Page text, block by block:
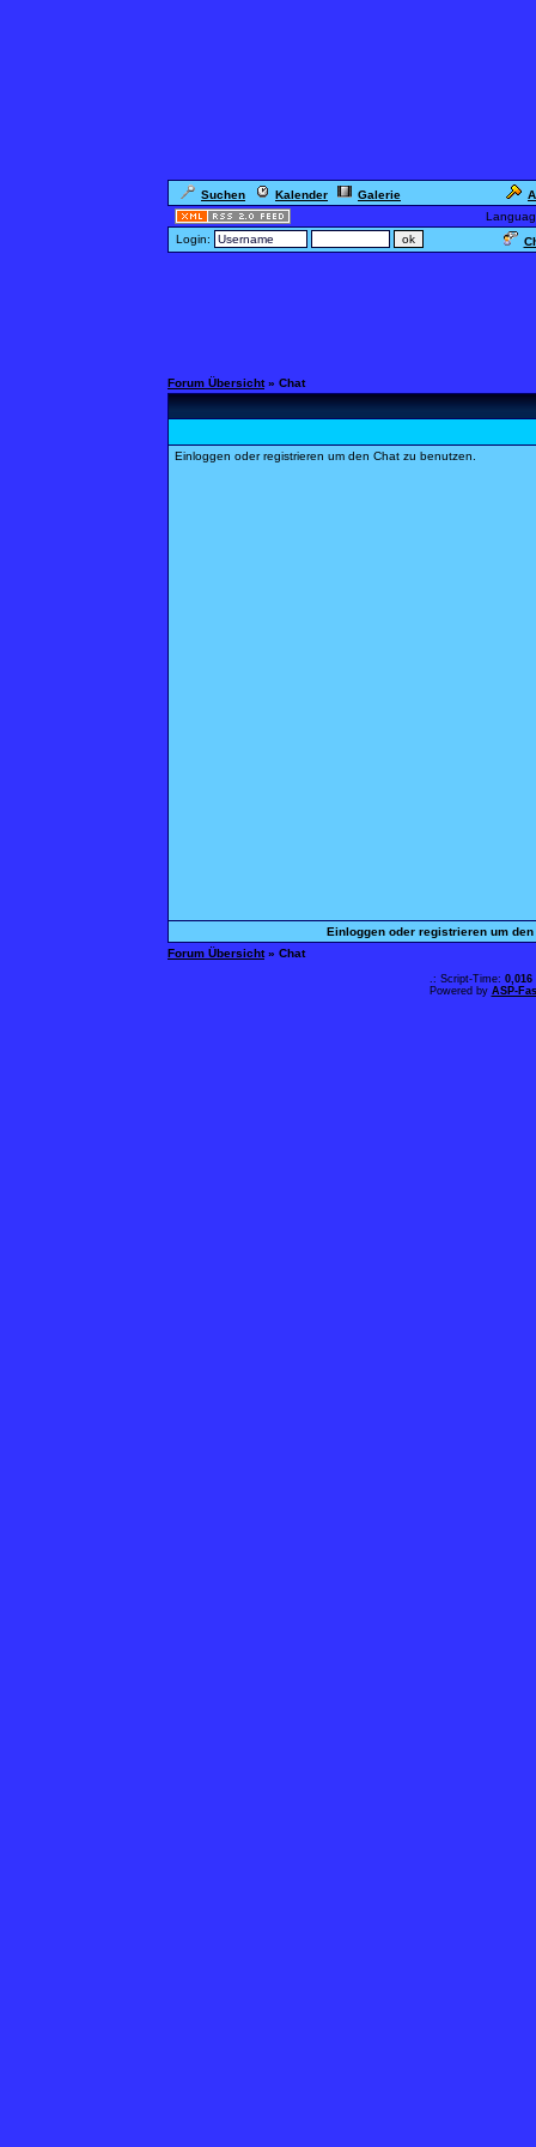
Suchen Kalender Galerie
Login:
Forum Übersicht» Chat
Einloggen oder registrieren um den Chat zu benutzen.
Einloggen oder registrieren um den
Forum Übersicht» Chat
.: Script-Time: 0,016
Powered by ASP-